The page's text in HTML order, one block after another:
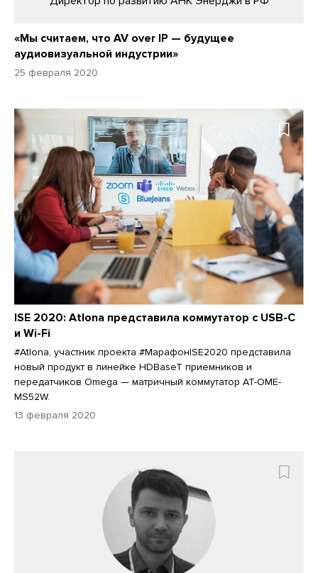
«Мы считаем, что AV over IP — будущее
аудиовизуальной индустрии»
25 февраля 2020
ISE 2020: Atlona представила коммутатор с USB-C
и Wi-Fi
#Atlona, участник проекта #МарафонISE2020 представила
новый продукт в линейке HDBaseT приемников и
передатчиков Omega — матричный коммутатор AT-OME-
MS52W.
13 февраля 2020